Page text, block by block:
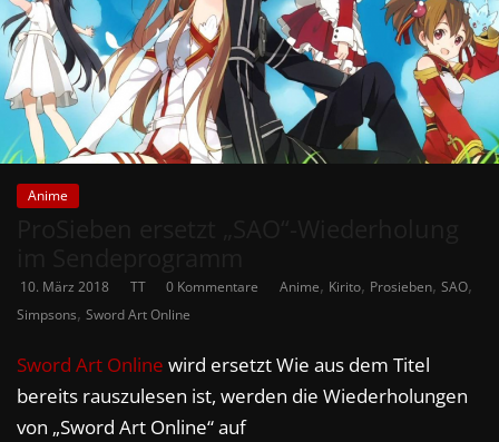
Anime
10. März 2018 TT 0 Kommentare Anime, Kirito, Prosieben, SAO,
Simpsons, Sword Art Online
Sword Art Online wird ersetzt Wie aus dem Titel
bereits rauszulesen ist, werden die Wiederholungen
von „Sword Art Online“ auf